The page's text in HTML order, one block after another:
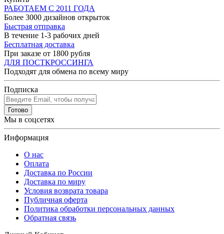
РАБОТАЕМ С 2011 ГОДА
Более 3000 дизайнов открыток
Быстрая отправка
В течение 1-3 рабочих дней
Бесплатная доставка
При заказе от 1800 рубля
ДЛЯ ПОСТКРОССИНГА
Подходят для обмена по всему миру
Подписка
Готово
Мы в соцсетях
Информация
О нас
Оплата
Доставка по России
Доставка по миру
Условия возврата товара
Публичная оферта
Политика обработки персональных данных
Обратная связь